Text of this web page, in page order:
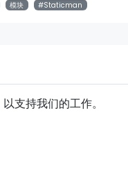
模块 Staticman
支持我们的工作。